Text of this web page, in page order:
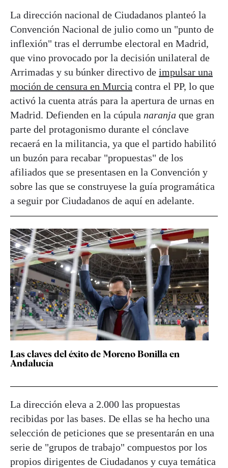
La dirección nacional de Ciudadanos planteó la
Convención Nacional de julio como un "punto de
inflexión" tras el derrumbe electoral en Madrid,
que vino provocado por la decisión unilateral de
Arrimadas y su búnker directivo de impulsar una
moción de censura en Murcia contra el PP, lo que
activó la cuenta atrás para la apertura de urnas en
Madrid. Defienden en la cúpula naranja que gran
parte del protagonismo durante el cónclave
recaerá en la militancia, ya que el partido habilitó
un buzón para recabar "propuestas" de los
afiliados que se presentasen en la Convención y
sobre las que se construyese la guía programática
a seguir por Ciudadanos de aquí en adelante.
Las claves del éxito de Moreno Bonilla en
Andalucía
La dirección eleva a 2.000 las propuestas
recibidas por las bases. De ellas se ha hecho una
selección de peticiones que se presentarán en una
serie de "grupos de trabajo" compuestos por los
propios dirigentes de Ciudadanos y cuya temática